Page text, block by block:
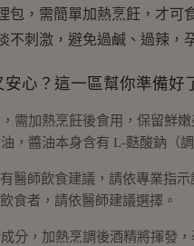
包，需簡單加熱烹飪，才可
不刺激，避免過鹹、過辣，
心？這一區幫你準備好
需加熱烹飪後食用，保留鮮
，醬油本身含有 L-麩酸鈉（
醫師飲食建議，請依專業指示
食者，請依醫師建議選擇。
分，加熱烹調後酒精將揮發